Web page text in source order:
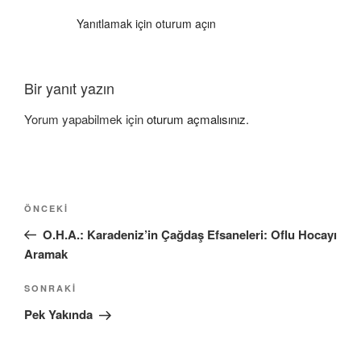
Yanıtlamak için oturum açın
Bir yanıt yazın
Yorum yapabilmek içinoturum açmalısınız.
Yazı
Önceki
Yazı
ÖNCEKI
O.H.A.: Karadeniz’in Çağdaş Efsaneleri: Oflu Hocayı
Aramak
Sonraki
Yazı
SONRAKI
Pek Yakında